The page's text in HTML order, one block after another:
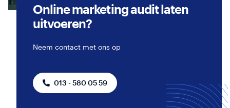
Online marketing audit laten
uitvoeren?
Neem contact met ons op
013 - 580 05 59